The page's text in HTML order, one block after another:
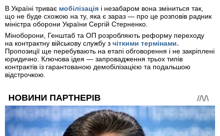
В Україні триває мобілізація і незабаром вона зміниться так,
що не буде схожою на ту, яка є зараз — про це розповів радник
міністра оборони України Сергій Стерненко.
Міноборони, Генштаб та ОП розробляють реформу переходу
на контрактну військову службу з чіткими термінами.
Пропозиції ще перебувають на етапі обговорення і не закріплені
юридично. Ключова ідея — запровадження трьох типів
контрактів із гарантованою демобілізацією та подальшою
відстрочкою.